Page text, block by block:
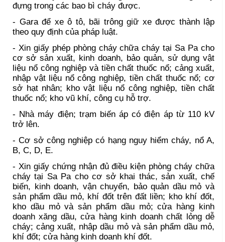
đựng trong các bao bì cháy được.
- Gara để xe ô tô, bãi trông giữ xe được thành lập
theo quy định của pháp luật.
- Xin giấy phép phòng cháy chữa cháy tại Sa Pa cho
cơ sở sản xuất, kinh doanh, bảo quản, sử dụng vật
liệu nổ công nghiệp và tiền chất thuốc nổ; cảng xuất,
nhập vật liệu nổ công nghiệp, tiền chất thuốc nổ; cơ
sở hạt nhân; kho vật liệu nổ công nghiệp, tiền chất
thuốc nổ; kho vũ khí, công cụ hỗ trợ.
- Nhà máy điện; trạm biến áp có điện áp từ 110 kV
trở lên.
- Cơ sở công nghiệp có hạng nguy hiểm cháy, nổ A,
B, C, D, E.
- Xin giấy chứng nhận đủ điều kiện phòng cháy chữa
cháy tại Sa Pa cho cơ sở khai thác, sản xuất, chế
biến, kinh doanh, vận chuyển, bảo quản dầu mỏ và
sản phẩm dầu mỏ, khí đốt trên đất liền; kho khí đốt,
kho dầu mỏ và sản phẩm dầu mỏ; cửa hàng kinh
doanh xăng dầu, cửa hàng kinh doanh chất lỏng dễ
cháy; cảng xuất, nhập dầu mỏ và sản phẩm dầu mỏ,
khí đốt; cửa hàng kinh doanh khí đốt.